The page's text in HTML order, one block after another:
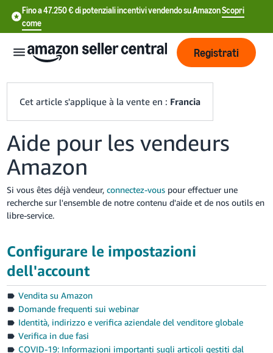
Fino a 47.250 € di potenziali incentivi vendendo su AmazonScopri
come
文
-
CN
文
-
TW
Deutsch
- DE
Français
Registrati
Cet article s'applique à la vente en : Francia
Aide pour les vendeurs
Amazon
Si vous êtes déjà vendeur,connectez-vous pour effectuer une
recherche sur l'ensemble de notre contenu d'aide et de nos outils en
libre-service.
Configurare le impostazioni
dell'account
Vendita su Amazon
Domande frequenti sui webinar
Identità, indirizzo e verifica aziendale del venditore globale
Verifica in due fasi
COVID-19: Informazioni importanti sugli articoli gestiti dal